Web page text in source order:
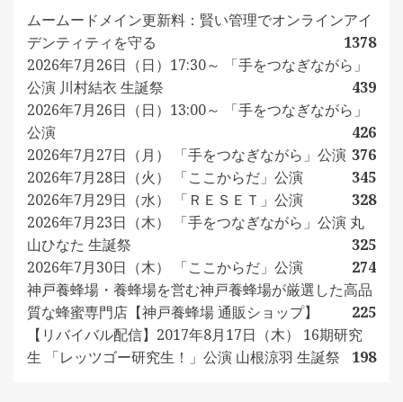
ムームードメイン更新料：賢い管理でオンラインアイ
デンティティを守る
1378
2026年7月26日（日）17:30～ 「手をつなぎながら」
公演 川村結衣 生誕祭
439
2026年7月26日（日）13:00～ 「手をつなぎながら」
公演
426
2026年7月27日（月） 「手をつなぎながら」公演 376
2026年7月28日（火） 「ここからだ」公演
345
2026年7月29日（水） 「ＲＥＳＥＴ」公演
328
2026年7月23日（木） 「手をつなぎながら」公演 丸
山ひなた 生誕祭
325
2026年7月30日（木） 「ここからだ」公演
274
神戸養蜂場・養蜂場を営む神戸養蜂場が厳選した高品
質な蜂蜜専門店【神戸養蜂場 通販ショップ】
225
【リバイバル配信】2017年8月17日（木） 16期研究
生 「レッツゴー研究生！」公演 山根涼羽 生誕祭
198